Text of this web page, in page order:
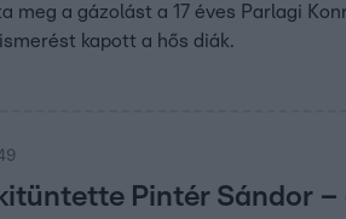
meg a gázolást a 17 éves Parlagi
kapott a hős diák.
Pintér Sándor